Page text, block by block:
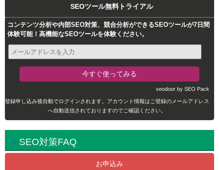
SEOツール無料トライアル
コンテンツ分析や内部SEO対策、競合分析ができるSEOツールが7日間
体験可能！高機能なSEOツールを体験ください。
seodoor by SEO Pack
登録申し込み後自動でログインされます。アカウント情報はご登録のメールアドレス
へ自動送信されておりますのでご確認ください。
SEO対策FAQ
お申込み